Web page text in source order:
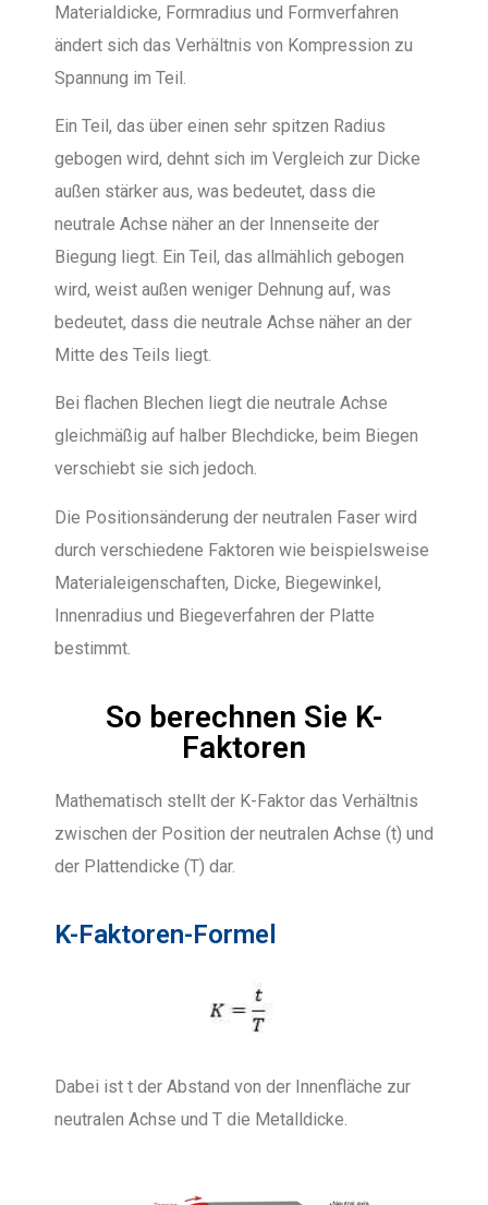
Materialdicke, Formradius und Formverfahren
ändert sich das Verhältnis von Kompression zu
Spannung im Teil.
Ein Teil, das über einen sehr spitzen Radius
gebogen wird, dehnt sich im Vergleich zur Dicke
außen stärker aus, was bedeutet, dass die
neutrale Achse näher an der Innenseite der
Biegung liegt. Ein Teil, das allmählich gebogen
wird, weist außen weniger Dehnung auf, was
bedeutet, dass die neutrale Achse näher an der
Mitte des Teils liegt.
Bei flachen Blechen liegt die neutrale Achse
gleichmäßig auf halber Blechdicke, beim Biegen
verschiebt sie sich jedoch.
Die Positionsänderung der neutralen Faser wird
durch verschiedene Faktoren wie beispielsweise
Materialeigenschaften, Dicke, Biegewinkel,
Innenradius und Biegeverfahren der Platte
bestimmt.
So berechnen Sie K-
Faktoren
Mathematisch stellt der K-Faktor das Verhältnis
zwischen der Position der neutralen Achse (t) und
der Plattendicke (T) dar.
K-Faktoren-Formel
Dabei ist t der Abstand von der Innenfläche zur
neutralen Achse und T die Metalldicke.